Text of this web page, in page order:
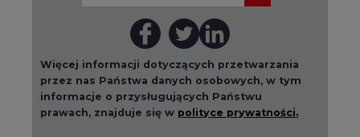
Więcej informacji dotyczących przetwarzania
przez nas Państwa danych osobowych, w tym
informacje o przysługujących Państwu
prawach, znajduje się w polityce prywatności.